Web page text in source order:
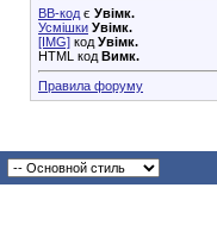
BB-код є Увімк.
Усмішки Увімк.
[IMG] код Увімк.
HTML код Вимк.
Правила форуму